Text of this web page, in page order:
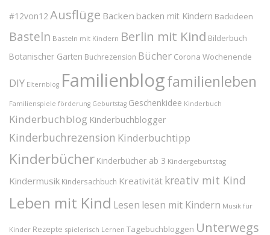
#12von12 Ausflüge Backen backen mit Kindern Backideen
Basteln Basteln mit Kindern Berlin mit Kind Bilderbuch
Botanischer Garten Buchrezension Bücher Corona Wochenende
DIY Elternblog Familienblogfamilienleben
Familienspiele förderung Geburtstag Geschenkidee Kinderbuch
Kinderbuchblog Kinderbuchblogger
Kinderbuchrezension Kinderbuchtipp
Kinderbücher Kinderbücher ab 3 Kindergeburtstag
Kindermusik Kindersachbuch Kreativität kreativ mit Kind
Leben mit Kind Lesen lesen mit Kindern Musik für
Kinder Rezepte spielerisch Lernen Tagebuchbloggen Unterwegs